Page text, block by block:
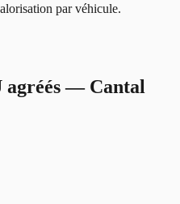
par véhicule.
agréés — Cantal